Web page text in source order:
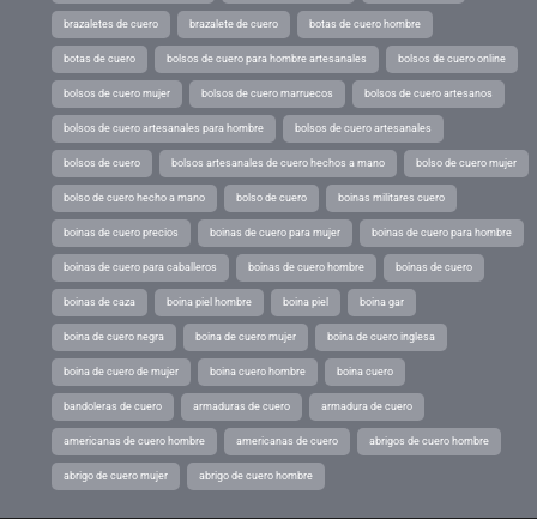
brazaletes de cuero brazalete de cuero botas de cuero hombre
botas de cuero bolsos de cuero para hombre artesanales bolsos de cuero online
bolsos de cuero mujer bolsos de cuero marruecos bolsos de cuero artesanos
bolsos de cuero artesanales para hombre bolsos de cuero artesanales
bolsos de cuero bolsos artesanales de cuero hechos a mano bolso de cuero mujer
bolso de cuero hecho a mano bolso de cuero boinas militares cuero
boinas de cuero precios boinas de cuero para mujer boinas de cuero para hombre
boinas de cuero para caballeros boinas de cuero hombre boinas de cuero
boinas de caza boina piel hombre boina piel boina gar
boina de cuero negra boina de cuero mujer boina de cuero inglesa
boina de cuero de mujer boina cuero hombre boina cuero
bandoleras de cuero armaduras de cuero armadura de cuero
americanas de cuero hombre americanas de cuero abrigos de cuero hombre
abrigo de cuero mujer abrigo de cuero hombre